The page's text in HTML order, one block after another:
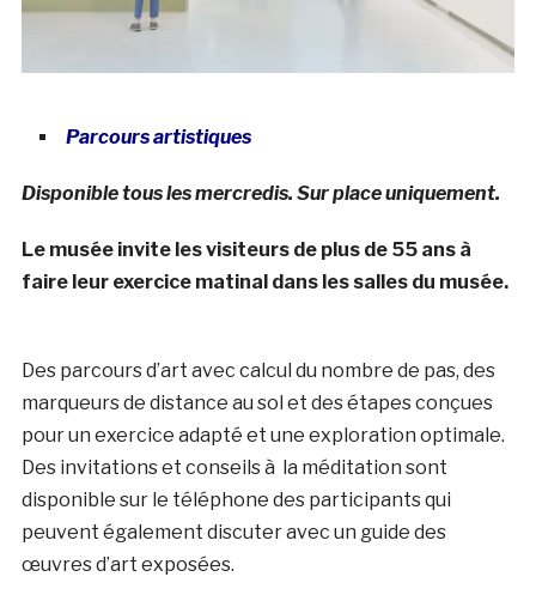
Parcours artistiques
Disponible tous les mercredis. Sur place uniquement.
Le musée invite les visiteurs de plus de 55 ans à
faire leur exercice matinal dans les salles du musée.
Des parcours d’art avec calcul du nombre de pas, des
marqueurs de distance au sol et des étapes conçues
pour un exercice adapté et une exploration optimale.
Des invitations et conseils à la méditation sont
disponible sur le téléphone des participants qui
peuvent également discuter avec un guide des
œuvres d’art exposées.